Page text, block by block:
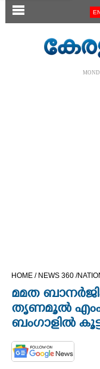
SECTIONS
CINEMA
OPINION
PHOTOS
HOME / NEWS 360 /
മമത
തൃണമൂൽ
ബംഗാളിൽ